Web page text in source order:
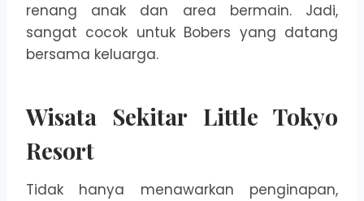
renang anak dan area bermain. Jadi,
sangat cocok untuk Bobers yang datang
bersama keluarga.
Wisata Sekitar Little Tokyo
Resort
Tidak hanya menawarkan penginapan,